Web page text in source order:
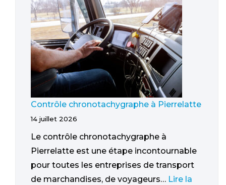
Contrôle chronotachygraphe à Pierrelatte
14 juillet 2026
Le contrôle chronotachygraphe à
Pierrelatte est une étape incontournable
pour toutes les entreprises de transport
de marchandises, de voyageurs… Lire la